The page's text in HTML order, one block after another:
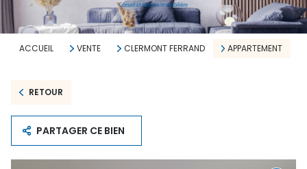
ACCUEIL VENTE CLERMONT FERRAND APPARTEMENT
RETOUR
PARTAGER CE BIEN